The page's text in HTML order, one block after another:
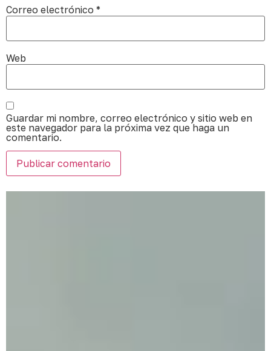
Correo electrónico *
Web
Guardar mi nombre, correo electrónico y sitio web en
este navegador para la próxima vez que haga un
comentario.